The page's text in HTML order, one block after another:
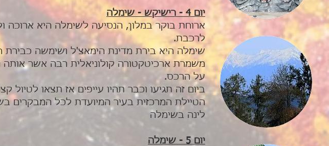
יום 4 - רישיקש - שימלה
לרכבת.
שימלה היא בירת מדינת הימאצ'ל ושימשה כבירת
משמרת ארכיטקטורה קולוניאלית רבה אשר אותה
על הרכס.
ביום זה תגיעו וכבר תהיו עייפים אז תצאו לטיול
הטיילת המרכזית בעיר המיועדת לכל המבקרים
לינה בשימלה
יום 5 - שימלה